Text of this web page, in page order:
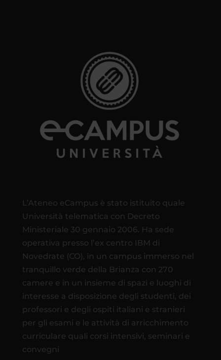
L’Ateneo eCampus è stato istituito quale
Università telematica con Decreto
Ministeriale 30 gennaio 2006. Ha sede
operativa presso l’ex centro IBM di
Novedrate (CO), in un campus immerso nel
tranquillo verde della Brianza con 270
camere e in un insieme di spazi e luoghi di
interesse a disposizione degli studenti, dei
professori e degli ospiti italiani e stranieri
per gli esami e le attività di arricchimento
curriculare quali corsi intensivi, seminari e
convegni